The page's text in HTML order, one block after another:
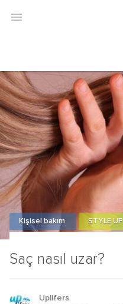

Saç nasıl uzar?
Kişisel bakım STYLE UP
Uplifers